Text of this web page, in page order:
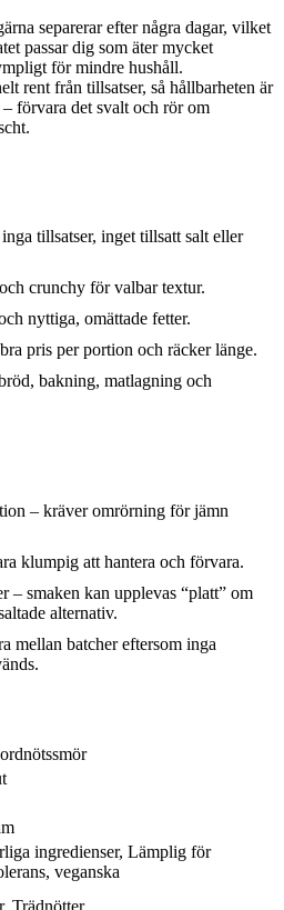
separerar efter några dagar, vilket
passar dig som äter mycket
för mindre hushåll.
rent från tillsatser, så hållbarheten är
förvara det svalt och rör om
tillsatser, inget tillsatt salt eller
crunchy för valbar textur.
nyttiga, omättade fetter.
pris per portion och räcker länge.
bakning, matlagning och
– kräver omrörning för jämn
klumpig att hantera och förvara.
– smaken kan upplevas “platt” om
alternativ.
mellan batcher eftersom inga
ingredienser, Lämplig för
veganska